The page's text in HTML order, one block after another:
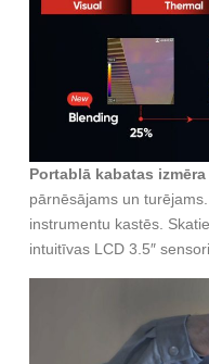
Portablā kabatas
pārnēsājams un
instrumentu kastēs.
intuitīvas LCD 3.5″